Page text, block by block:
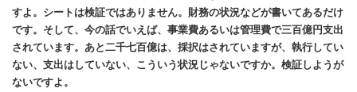
すよ。シートは検証ではありません。財務の状況などが書いてあるだけ
です。そして、今の話でいえば、事業費あるいは管理費で三百億円支出
されています。あと二千七百億は、採択はされていますが、執行してい
ない、支出はしていない、こういう状況じゃないですか。検証しようが
ないですよ。